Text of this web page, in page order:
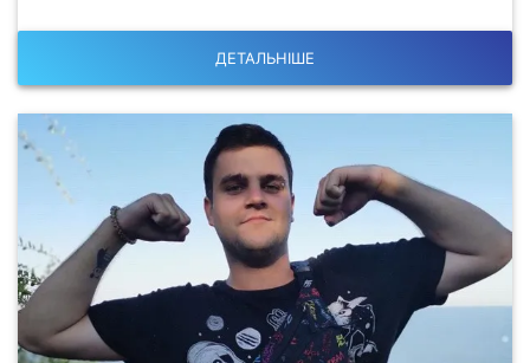
ДЕТАЛЬНІШЕ